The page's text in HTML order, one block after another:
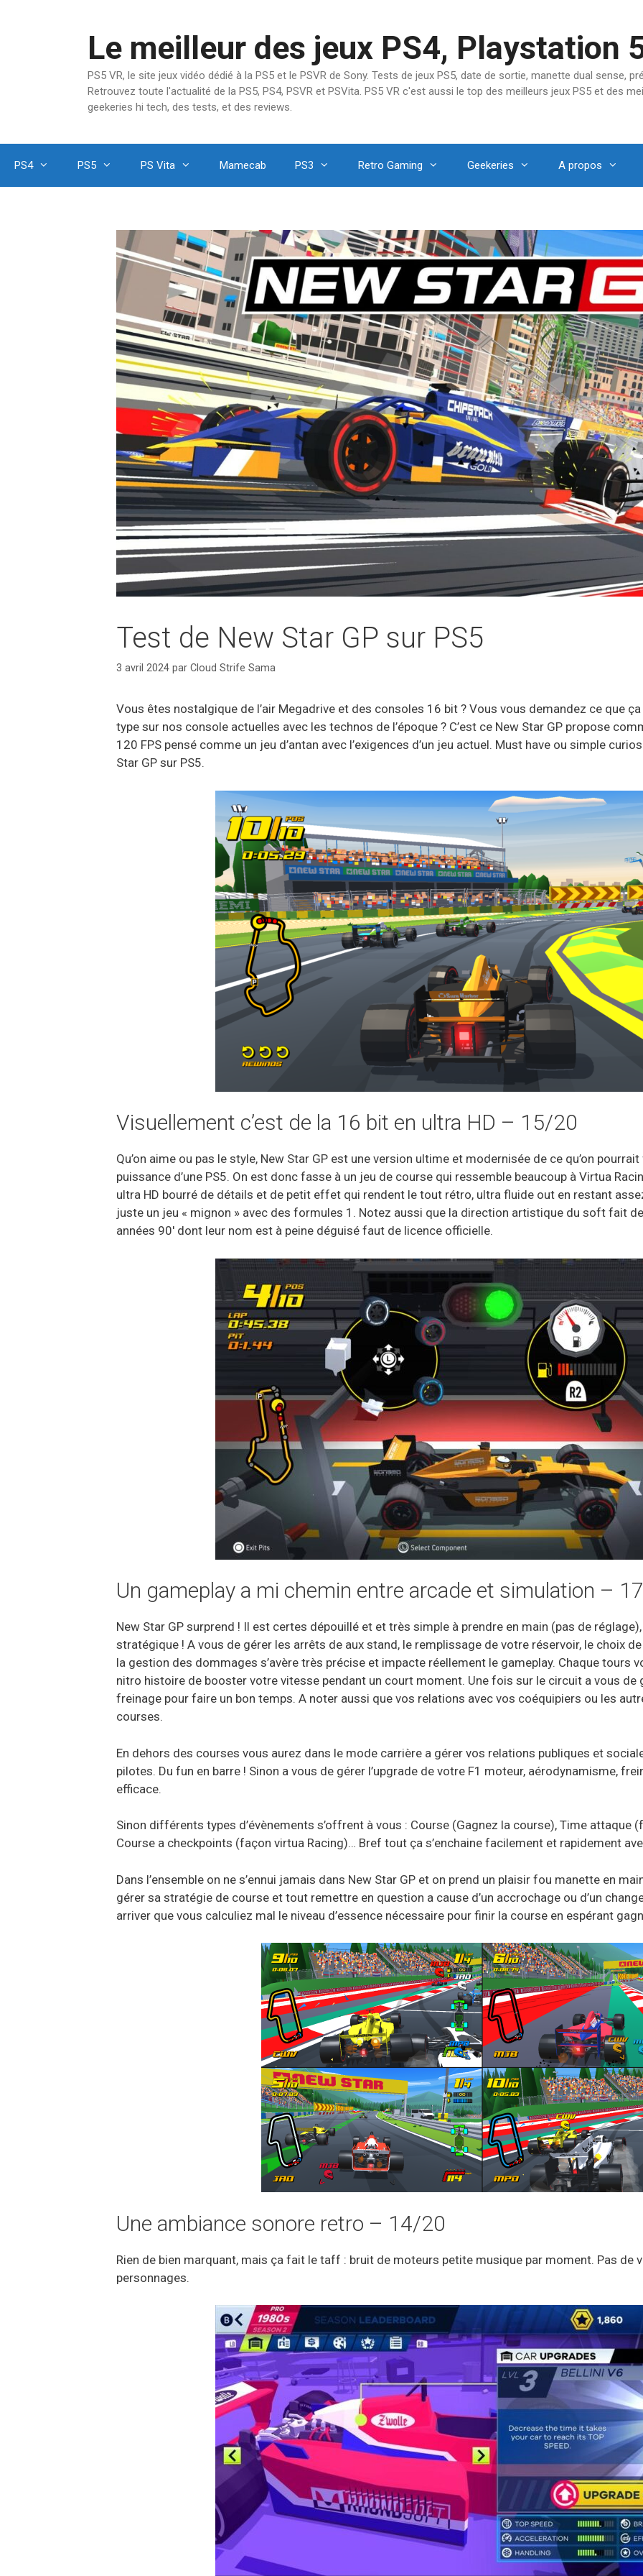
Le meilleur des jeux PS4, Playstation
PS5 VR, le site jeux vidéo dédié à la PS5 et le PSVR de Sony. Tests de jeux PS5, date de sortie, manette dual sense,
Retrouvez toute l'actualité de la PS5, PS4, PSVR et PSVita. PS5 VR c'est aussi le top des meilleurs jeux PS5 et des
geekeries hi tech, des tests, et des reviews.
PS4 PS5 PS Vita Mamecab PS3 Retro Gaming Geekeries A propos
Test de New Star GP sur PS5
3 avril 2024 par Cloud Strife Sama
Vous êtes nostalgique de l’air Megadrive et des consoles 16 bit ? Vous vous demandez ce que
type sur nos console actuelles avec les technos de l’époque ? C’est ce New Star GP propose
120 FPS pensé comme un jeu d’antan avec l’exigences d’un jeu actuel. Must have ou simple
Star GP sur PS5.
Visuellement c’est de la 16 bit en ultra HD – 15/20
Qu’on aime ou pas le style, New Star GP est une version ultime et modernisée de ce qu’on
puissance d’une PS5. On est donc fasse à un jeu de course qui ressemble beaucoup à Virtua
ultra HD bourré de détails et de petit effet qui rendent le tout rétro, ultra fluide out en restant
juste un jeu « mignon » avec des formules 1. Notez aussi que la direction artistique du soft fait
années 90′ dont leur nom est à peine déguisé faut de licence officielle.
Un gameplay a mi chemin entre arcade et simulation –
New Star GP surprend ! Il est certes dépouillé et et très simple à prendre en main (pas de
stratégique ! A vous de gérer les arrêts de aux stand, le remplissage de votre réservoir, le choix
la gestion des dommages s’avère très précise et impacte réellement le gameplay. Chaque tours
nitro histoire de booster votre vitesse pendant un court moment. Une fois sur le circuit a vous de
freinage pour faire un bon temps. A noter aussi que vos relations avec vos coéquipiers ou les
courses.
En dehors des courses vous aurez dans le mode carrière a gérer vos relations publiques et
pilotes. Du fun en barre ! Sinon a vous de gérer l’upgrade de votre F1 moteur, aérodynamisme,
efficace.
Sinon différents types d’évènements s’offrent à vous : Course (Gagnez la course), Time attaque
Course a checkpoints (façon virtua Racing)… Bref tout ça s’enchaine facilement et rapidement
Dans l’ensemble on ne s’ennui jamais dans New Star GP et on prend un plaisir fou manette en
gérer sa stratégie de course et tout remettre en question a cause d’un accrochage ou d’un
arriver que vous calculiez mal le niveau d’essence nécessaire pour finir la course en espérant
Une ambiance sonore retro – 14/20
Rien de bien marquant, mais ça fait le taff : bruit de moteurs petite musique par moment. Pas de
personnages.